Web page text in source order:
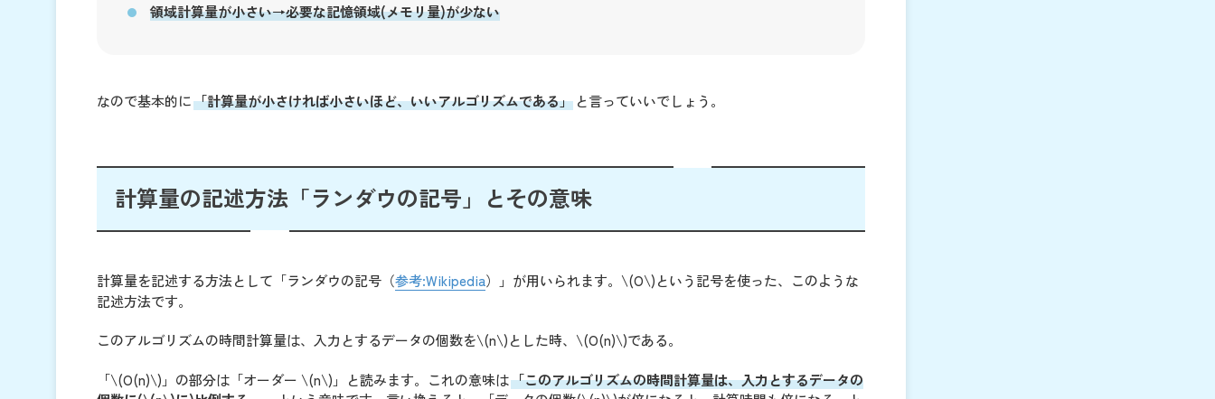
領域計算量が小さい→必要な記憶領域(メモリ量)が少ない
なので基本的に「計算量が小さければ小さいほど、いいアルゴリズムである」 と言っていいでしょう。
計算量の記述方法「ランダウの記号」とその意味
計算量を記述する方法として「ランダウの記号（参考:Wikipedia）」が用いられます。\(O\)という記号を使った、このような
記述方法です。
このアルゴリズムの時間計算量は、入力とするデータの個数を\(n\)とした時、\(O(n)\)である。
「\(O(n)\)」の部分は「オーダー \(n\)」と読みます。これの意味は「このアルゴリズムの時間計算量は、入力とするデータの